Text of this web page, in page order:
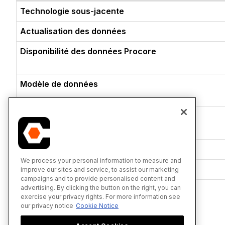
Technologie sous-jacente
Actualisation des données
Disponibilité des données Procore
Modèle de données
Authentification
Autorisations
Documentation d’assistance
We process your personal information to measure and
improve our sites and service, to assist our marketing
campaigns and to provide personalised content and
advertising. By clicking the button on the right, you can
exercise your privacy rights. For more information see
our privacy notice Cookie Notice